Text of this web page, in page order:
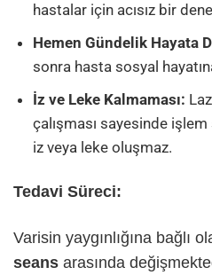
hastalar için acısız bir
Hemen Gündelik Hayata
sonra hasta sosyal
İz ve Leke Kalmaması:
çalışması sayesinde
iz veya leke oluşmaz.
Tedavi Süreci:
Varisin yaygınlığına bağlı
seans arasında